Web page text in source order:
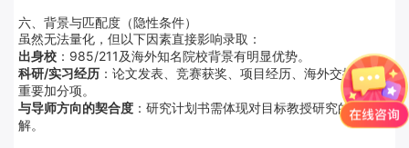
六、背景与匹配度（隐性条件）
虽然无法量化，但以下因素直接影响录取：
出身校 ：985/211及海外知名院校背景有明显优势。
科研/实习经历 ：论文发表、竞赛获奖、项目经历、海外交换等是
重要加分项。
与导师方向的契合度 ：研究计划书需体现对目标教授研究的深入理
解。